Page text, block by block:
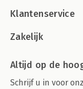
Klantenservice
Zakelijk
Altijd op de
Schrijf u in voor